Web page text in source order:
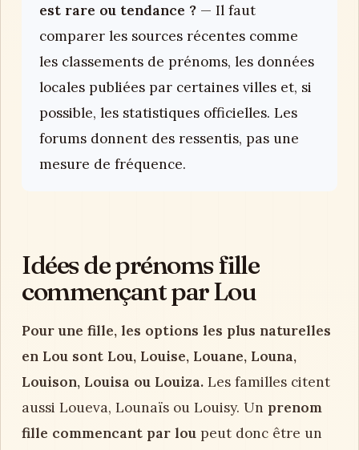
est rare ou tendance ? — Il faut
comparer les sources récentes comme
les classements de prénoms, les données
locales publiées par certaines villes et, si
possible, les statistiques officielles. Les
forums donnent des ressentis, pas une
mesure de fréquence.
Idées de prénoms fille
commençant par Lou
Pour une fille, les options les plus naturelles
en Lou sont Lou, Louise, Louane, Louna,
Louison, Louisa ou Louiza. Les familles citent
aussi Loueva, Lounaïs ou Louisy. Un prenom
fille commencant par lou peut donc être un